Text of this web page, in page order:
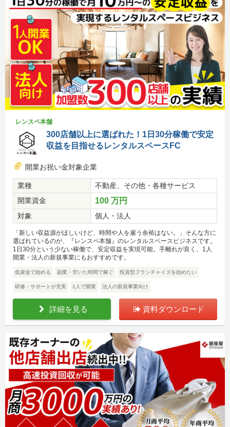
レンスペ本舗
300店舗以上に選ばれた！1日30分稼働で安定
収益を目指せるレンタルスペースFC
開業お祝い金対象企業
業種
不動産、その他・各種サービス
開業資金
100 万円
対象 個人・法人
「新しい収益源がほしいけど、時間や人を雇う余裕はない。」そんな方に
選ばれているのが、『レンスペ本舗』のレンタルスペースビジネスです。
1日30分という少ない稼働で、安定収益を実現可能。手離れが良く、1人
開業・法人の新規事業にもおすすめです。
低資金で始める 副業・空いた時間で稼ぐ 投資型フランチャイズを始めたい
研修・サポートが充実 1人で開業 法人の新規事業向け
詳細を見る 資料ダウンロード